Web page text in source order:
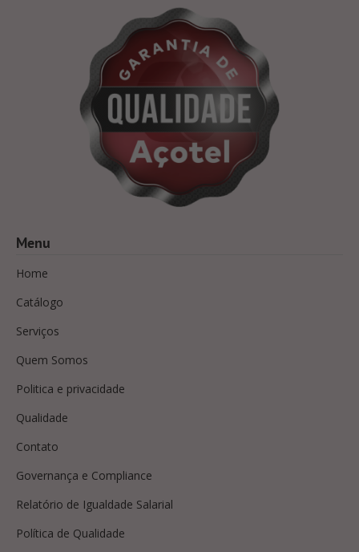
Menu
Home
Catálogo
Serviços
Quem Somos
Politica e privacidade
Qualidade
Contato
Governança e Compliance
Relatório de Igualdade Salarial
Política de Qualidade